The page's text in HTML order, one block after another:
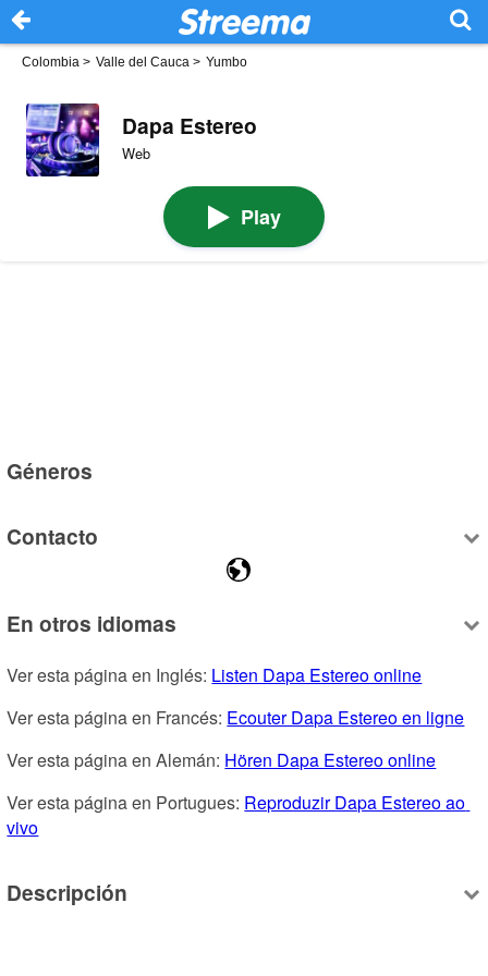
Colombia > Valle del Cauca > Yumbo
Dapa Estereo
Web
Play
Géneros
Contacto
En otros idiomas
Ver esta página en Inglés: Listen Dapa Estereo online
Ver esta página en Francés: Ecouter Dapa Estereo en ligne
Ver esta página en Alemán: Hören Dapa Estereo online
Ver esta página en Portugues: Reproduzir Dapa Estereo ao
vivo
Descripción